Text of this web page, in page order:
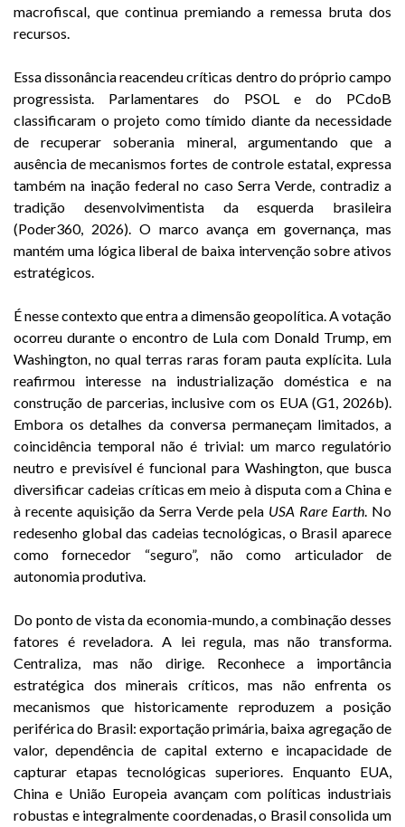
macrofiscal, que continua premiando a remessa bruta dos
recursos.
Essa dissonância reacendeu críticas dentro do próprio campo
progressista. Parlamentares do PSOL e do PCdoB
classificaram o projeto como tímido diante da necessidade
de recuperar soberania mineral, argumentando que a
ausência de mecanismos fortes de controle estatal, expressa
também na inação federal no caso Serra Verde, contradiz a
tradição desenvolvimentista da esquerda brasileira
(Poder360, 2026). O marco avança em governança, mas
mantém uma lógica liberal de baixa intervenção sobre ativos
estratégicos.
É nesse contexto que entra a dimensão geopolítica. A votação
ocorreu durante o encontro de Lula com Donald Trump, em
Washington, no qual terras raras foram pauta explícita. Lula
reafirmou interesse na industrialização doméstica e na
construção de parcerias, inclusive com os EUA (G1, 2026b).
Embora os detalhes da conversa permaneçam limitados, a
coincidência temporal não é trivial: um marco regulatório
neutro e previsível é funcional para Washington, que busca
diversificar cadeias críticas em meio à disputa com a China e
à recente aquisição da Serra Verde pela USA Rare Earth. No
redesenho global das cadeias tecnológicas, o Brasil aparece
como fornecedor “seguro”, não como articulador de
autonomia produtiva.
Do ponto de vista da economia-mundo, a combinação desses
fatores é reveladora. A lei regula, mas não transforma.
Centraliza, mas não dirige. Reconhece a importância
estratégica dos minerais críticos, mas não enfrenta os
mecanismos que historicamente reproduzem a posição
periférica do Brasil: exportação primária, baixa agregação de
valor, dependência de capital externo e incapacidade de
capturar etapas tecnológicas superiores. Enquanto EUA,
China e União Europeia avançam com políticas industriais
robustas e integralmente coordenadas, o Brasil consolida um